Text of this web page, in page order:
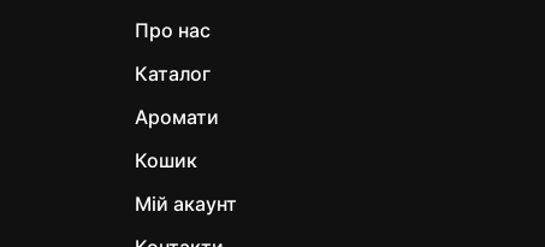
Про нас
Каталог
Аромати
Кошик
Мій акаунт